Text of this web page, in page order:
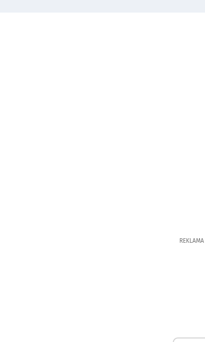
REKLAMA